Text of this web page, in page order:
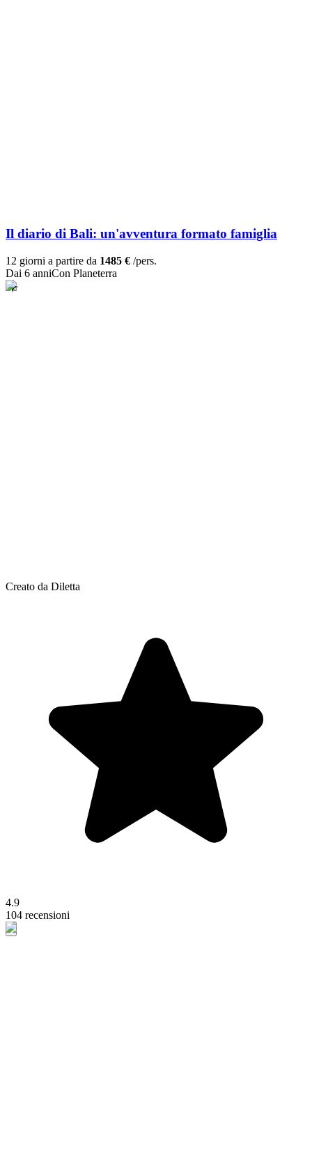
Il diario di Bali: un'avventura formato famiglia
12 giorni a partire da 1485 € /pers.
Dai 6 anniCon Planeterra
Creato da Diletta
4.9
104 recensioni